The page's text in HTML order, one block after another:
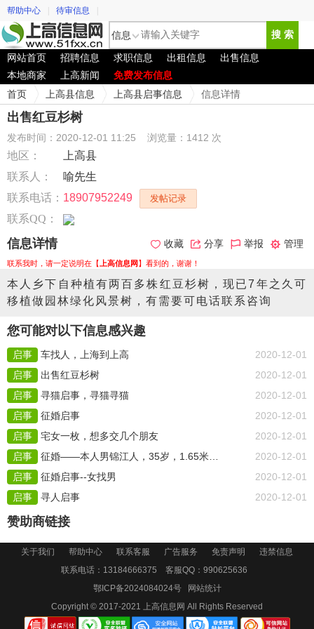
帮助中心 待审信息
信息 搜 索
网站首页 招聘信息 求职信息 出租信息
出售信息
本地商家
上高新闻
免费发布信息
首页
上高县信息 上高县启事信息 信息详情
出售红豆杉树
发布时间：2020-12-01 11:25 浏览量：1412 次
地区：
上高县
联系人：
喻先生
联系电话： 18907952249 发帖记录
联系QQ：
信息详情
联系我时，请一定说明在【 上高信息网 】看到的，谢谢！
收藏 分享 举报 管理
本人乡下自种植有两百多株红豆杉树，现已7年之久可
移植做园林绿化风景树，有需要可电话联系咨询
您可能对以下信息感兴趣
启事 车找人，上海到上高
2020-12-01
启事
出售红豆杉树
2020-12-01
启事
寻猫启事，寻猫寻猫
2020-12-01
启事
征婚启事
2020-12-01
启事
宅女一枚，想多交几个朋友
2020-12-01
启事
征婚——本人男锦江人，35岁，1.65米，工作是做水电安装
2020-12-01
启事
征婚启事--女找男
2020-12-01
启事
寻人启事 2020-12-01
赞助商链接
关于我们 帮助中心 联系客服 广告服务 免责声明
违禁信息
联系电话：13184666375 客服QQ： 990625636
鄂ICP备2024084024号
网站统计
Copyright © 2017-2021 上高信息网 All Rights Reserved